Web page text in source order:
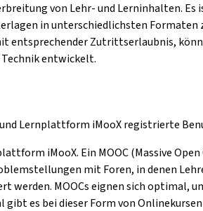
von Lehr- und Lerninhalten.
in unterschiedlichsten
Zutrittserlaubnis,
entwickelt.
Lernplattform iMooX registrierte
iMooX. Ein MOOC (Massive
mit Foren, in denen
werden. MOOCs eignen sich
es bei dieser Form von